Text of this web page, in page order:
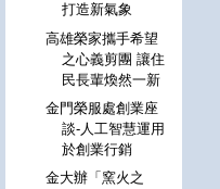
打造新氣象
高雄榮家攜手希望
之心義剪團 讓住
民長輩煥然一新
金門榮服處創業座
談-人工智慧運用
於創業行銷
金大辦「窯火之